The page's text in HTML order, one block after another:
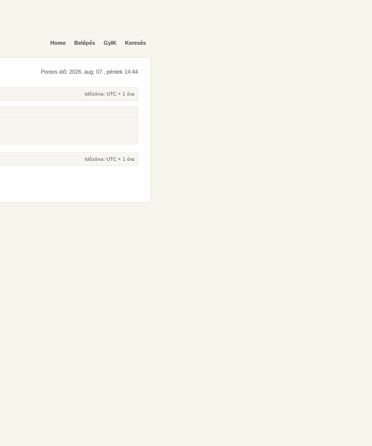
Home Belépés GyIK Keresés
Pontos idő: 2026. aug. 07., péntek 14:44
Időzóna: UTC + 1 óra
Időzóna: UTC + 1 óra